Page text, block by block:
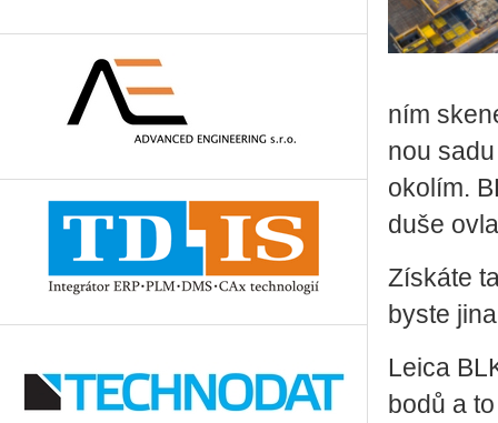
ním
nou
oko­lím.
du­še
Zís­ká­te
byste
Leica
bodů a